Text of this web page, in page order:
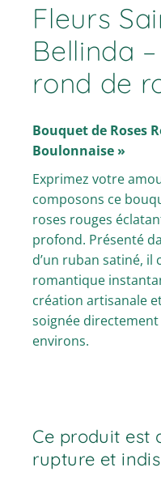
Fleurs
Bellinda
rond de
Bouquet de Roses
Boulonnaise »
Exprimez votre
composons ce
roses rouges
profond. Présenté
d’un ruban satiné, il
romantique
création artisanale
soignée
environs.
Ce produit est
rupture et